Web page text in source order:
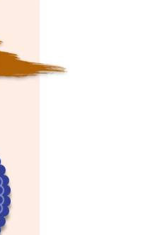
AFTEE先享後
帳。
可透過四大超商
完成。
取消訂單，請聯
，需透過AFTEE
示為準，若有關於
「AFTEE先享後
support/home
付」服務完成之
相關給付款項請